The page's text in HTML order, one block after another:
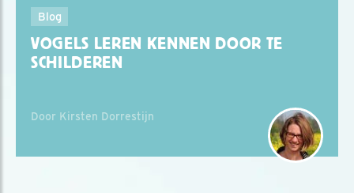
Blog
VOGELS LEREN KENNEN DOOR TE
SCHILDEREN
Door Kirsten Dorrestijn